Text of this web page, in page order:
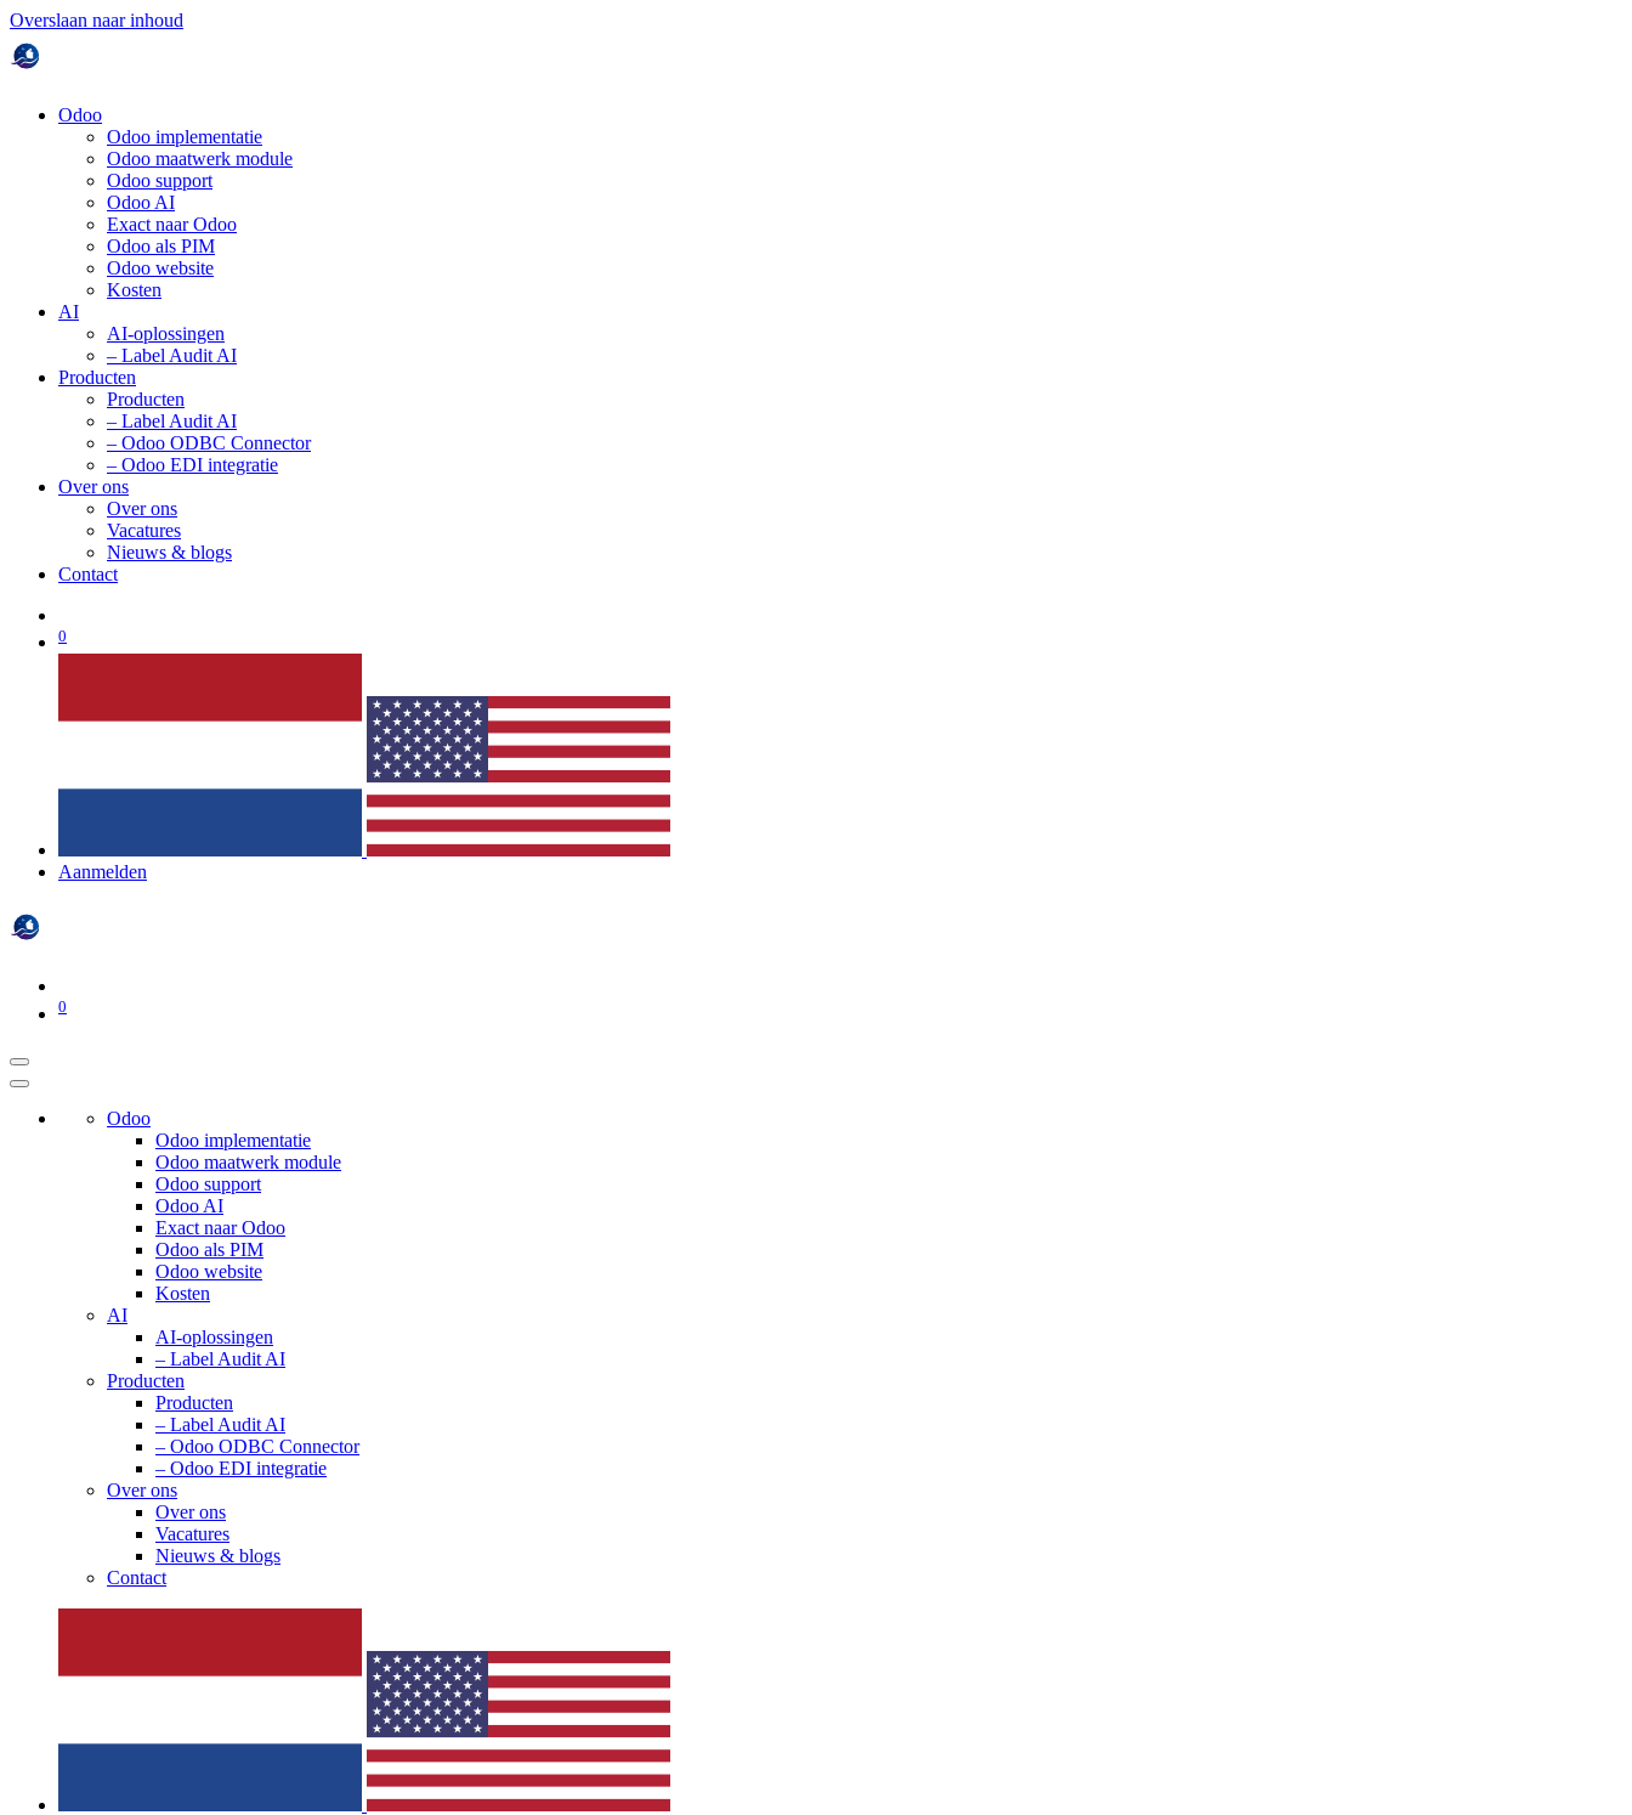
Overslaan naar inhoud
Odoo
Odoo implementatie
Odoo maatwerk module
Odoo support
Odoo AI
Exact naar Odoo
Odoo als PIM
Odoo website
Kosten
AI
AI-oplossingen
– Label Audit AI
Producten
Producten
– Label Audit AI
– Odoo ODBC Connector
– Odoo EDI integratie
Over ons
Over ons
Vacatures
Nieuws & blogs
Contact
0
Aanmelden
0
Odoo
Odoo implementatie
Odoo maatwerk module
Odoo support
Odoo AI
Exact naar Odoo
Odoo als PIM
Odoo website
Kosten
AI
AI-oplossingen
– Label Audit AI
Producten
Producten
– Label Audit AI
– Odoo ODBC Connector
– Odoo EDI integratie
Over ons
Over ons
Vacatures
Nieuws & blogs
Contact